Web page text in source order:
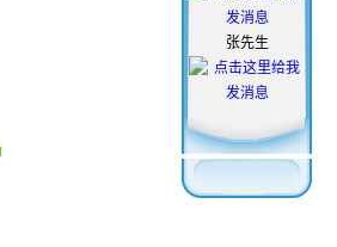
张先生